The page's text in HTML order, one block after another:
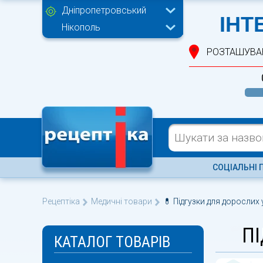
Дніпропетровський
Нікополь
СОЦІАЛЬНІ
Рецептіка Медичні товари 💊 Підгузки для дорослих
КАТАЛОГ ТОВАРІВ